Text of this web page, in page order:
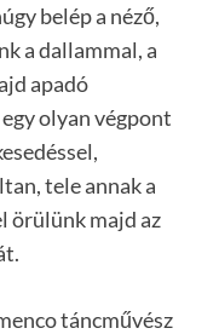
belép a néző,
a dallammal, a
apadó
olyan végpont
tele annak a
örülünk majd az
táncművész